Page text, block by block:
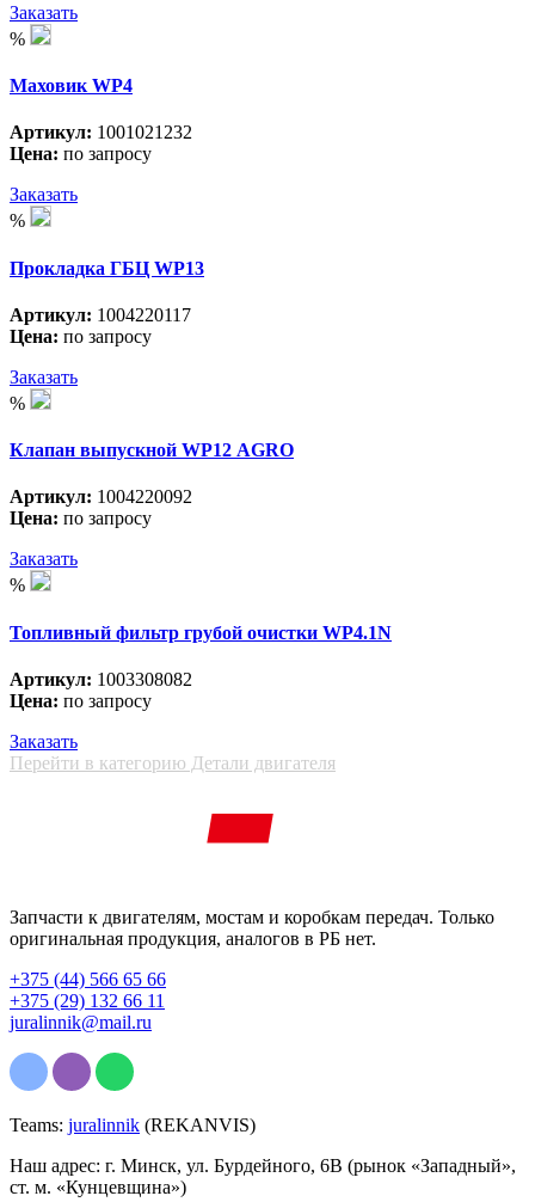
Заказать
%
Маховик WP4
Артикул: 1001021232
Цена: по запросу
Заказать
%
Прокладка ГБЦ WP13
Артикул: 1004220117
Цена: по запросу
Заказать
%
Клапан выпускной WP12 АGRO
Артикул: 1004220092
Цена: по запросу
Заказать
%
Топливный фильтр грубой очистки WP4.1N
Артикул: 1003308082
Цена: по запросу
Заказать
Перейти в категорию Детали двигателя
Запчасти к двигателям, мостам и коробкам передач. Только
оригинальная продукция, аналогов в РБ нет.
+375 (44) 566 65 66
+375 (29) 132 66 11
juralinnik@mail.ru
Teams: juralinnik (REKANVIS)
Наш адрес: г. Минск, ул. Бурдейного, 6В (рынок «Западный»,
ст. м. «Кунцевщина»)